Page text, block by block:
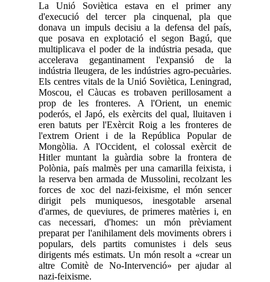
La Unió Soviètica estava en el primer any
d'execució del tercer pla cinquenal, pla que
donava un impuls decisiu a la defensa del país,
que posava en explotació el segon Bagú, que
multiplicava el poder de la indústria pesada, que
accelerava gegantinament l'expansió de la
indústria lleugera, de les indústries agro-pecuàries.
Els centres vitals de la Unió Soviètica, Leningrad,
Moscou, el Càucas es trobaven perillosament a
prop de les fronteres. A l'Orient, un enemic
poderós, el Japó, els exèrcits del qual, lluitaven i
eren batuts per l'Exèrcit Roig a les fronteres de
l'extrem Orient i de la República Popular de
Mongòlia. A l'Occident, el colossal exèrcit de
Hitler muntant la guàrdia sobre la frontera de
Polònia, país malmès per una camarilla feixista, i
la reserva ben armada de Mussolini, recolzant les
forces de xoc del nazi-feixisme, el món sencer
dirigit pels muniquesos, inesgotable arsenal
d'armes, de queviures, de primeres matèries i, en
cas necessari, d'homes: un món prèviament
preparat per l'anihilament dels moviments obrers i
populars, dels partits comunistes i dels seus
dirigents més estimats. Un món resolt a «crear un
altre Comitè de No-Intervenció» per ajudar al
nazi-feixisme.